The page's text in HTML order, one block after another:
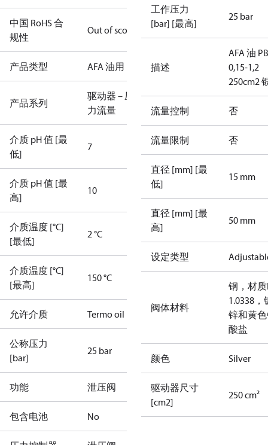
中国 RoHS 合
规性
Out of scope
产品类型 AFA 油用
产品系列
驱动器 – 压
力流量
介质 pH 值 [最
低]
7
介质 pH 值 [最
高]
10
介质温度 [°C]
[最低]
2 °C
介质温度 [°C]
[最高]
150 °C
允许介质 Termo oil
公称压力
[bar]
25 bar
功能 泄压阀
包含电池 No
工作压力
[bar] [最高]
25 bar
描述
AFA 油
0,15-1,2
250cm2
流量控制 否
流量限制 否
直径 [mm] [最
低]
15 mm
直径 [mm] [最
高]
50 mm
设定类型
阀体材料
钢，材
1.0338，
锌和黄
酸盐
颜色 Silver
驱动器尺寸
[cm2]
250 cm²